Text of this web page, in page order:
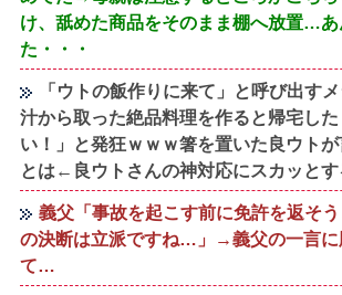
け、舐めた商品をそのまま棚へ放置…
た・・・
「ウトの飯作りに来て」と呼び出す
汁から取った絶品料理を作ると帰宅し
い！」と発狂ｗｗｗ箸を置いた良ウト
とは←良ウトさんの神対応にスカッとす
義父「事故を起こす前に免許を返そ
の決断は立派ですね…」→義父の一言に
て…